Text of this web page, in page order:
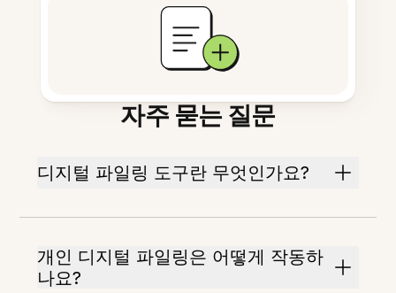
자주 묻는 질문
디지털 파일링 도구란 무엇인가요?
개인 디지털 파일링은 어떻게 작동하
나요?